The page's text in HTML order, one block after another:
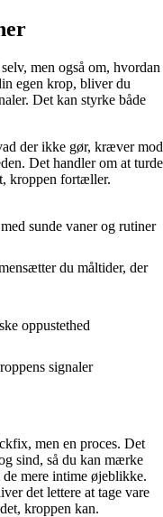
men også om, hvordan
egen krop, bliver du
Det kan styrke både
der ikke gør, kræver mod
Det handler om at turde
kroppen fortæller.
sunde vaner og rutiner
du måltider, der
oppustethed
signaler
men en proces. Det
sind, så du kan mærke
mere intime øjeblikke.
det lettere at tage vare
kroppen kan.